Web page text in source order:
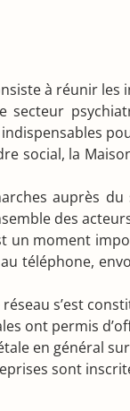
à réunir
secteur
social, la
auprès
des
un moment
téléphone,
s’est
ont permis
en général
sont